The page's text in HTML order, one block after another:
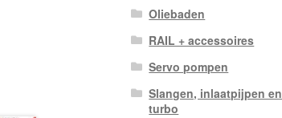
Oliebaden
RAIL + accessoires
Servo pompen
Slangen, inlaatpijpen en
turbo